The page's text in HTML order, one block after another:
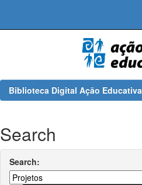
Biblioteca Digital Ação Educativa
Search
Search: